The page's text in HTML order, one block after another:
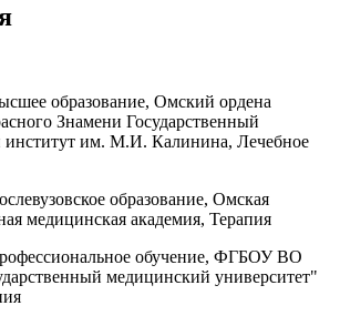
образование, Омский ордена
Знамени Государственный
институт им. М.И. Калинина, Лечебное
образование, Омская
медицинская академия, Терапия
обучение, ФГБОУ ВО
медицинский университет"